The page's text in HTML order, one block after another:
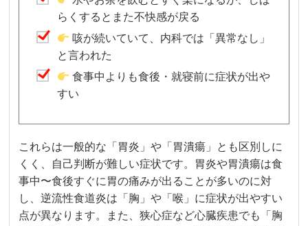
らくするとまた不快感が戻る
咳が続いていて、内科では「異常なし」
と言われた
食事中よりも食後・就寝前に症状が出や
すい
これらは一般的な「胃炎」や「胃潰瘍」とも区別しに
くく、自己判断が難しい症状です。胃炎や胃潰瘍は食
事中〜食後すぐに胃の痛みが出ることが多いのに対
し、逆流性食道炎は「胸」や「喉」に症状が出やすい
点が異なります。また、狭心症など心臓疾患でも「胸